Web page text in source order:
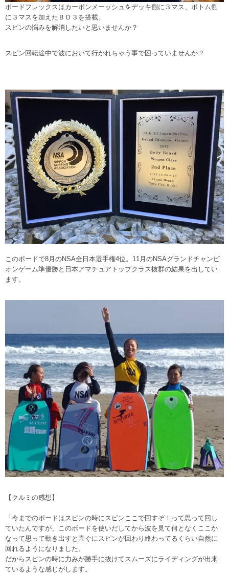
ボードフレックスはカーボンメーッシュをデッキ側に３マス、ボトム側
に３マスを加えたＢＤ３を搭載。
スピンの悩みを解消したいと思いませんか？
スピン回転途中で波において行かれちゃう事で困っていませんか？
このボードで8月のNSA全日本選手権4位。11月のNSAグランドチャンピ
オンゲーム準優勝と日本アマチュアトップクラス抜群の結果を出してい
ます。
【クルミの感想】
「今までのボードはスピンの時にスピンここで回すぞ！って思って回し
ていたんですが、このボードを使いだしてから波を見て何となくここか
なって思って動き出すと直ぐにスピンが回わり終わってるくらい自然に
回れるようになりました。
だからスピンの時に力みが勝手に抜けてスムーズにライディングが出来
ているような感じがします。